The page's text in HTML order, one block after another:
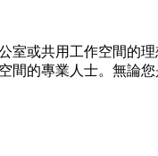
室或共用工作空間的
的專業人士。無論